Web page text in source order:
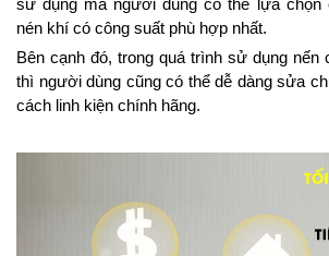
nén khí có công suất phù hợp nhất.
Bên cạnh đó, trong quá trình sử dụng
thì người dùng cũng có thể dễ dàng sửa
cách linh kiện chính hãng.